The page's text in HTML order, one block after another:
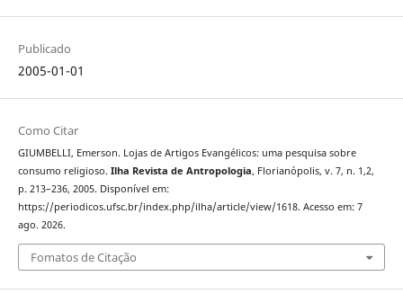
Publicado
2005-01-01
Como Citar
GIUMBELLI, Emerson. Lojas de Artigos Evangélicos: uma pesquisa sobre
consumo religioso. Ilha Revista de Antropologia, Florianópolis, v. 7, n. 1,2,
p. 213–236, 2005. Disponível em:
https://periodicos.ufsc.br/index.php/ilha/article/view/1618. Acesso em: 7
ago. 2026.
Fomatos de Citação